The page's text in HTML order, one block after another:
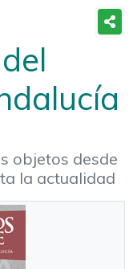
objetos desde
la actualidad